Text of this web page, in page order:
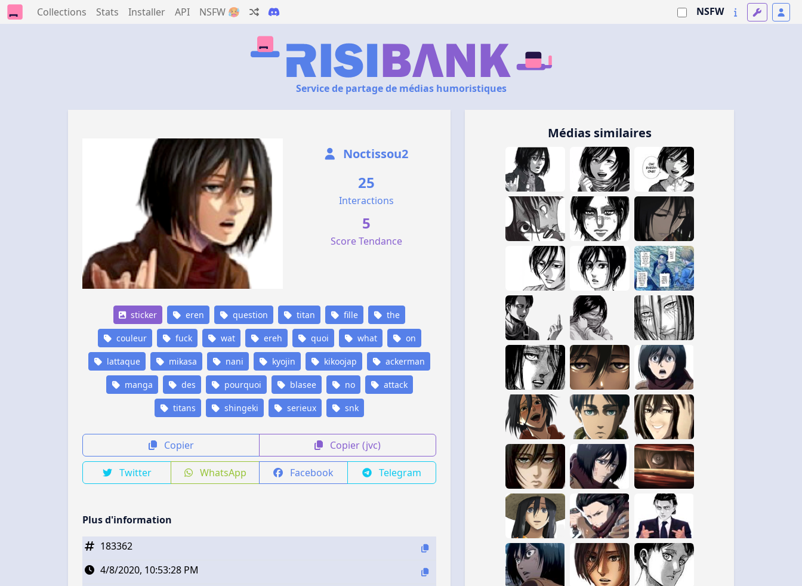
Collections Stats Installer API NSFW 🥵 NSFW
Service de partage de médias humoristiques
Noctissou2
25
Interactions
5
Score Tendance
sticker eren question titan fille the
couleur fuck wat ereh quoi what on
lattaque mikasa nani kyojin kikoojap ackerman
manga des pourquoi blasee no attack
titans shingeki serieux snk
Copier Copier (jvc)
Twitter WhatsApp Facebook Telegram
Plus d'information
183362
4/8/2020, 10:53:28 PM
Médias similaires